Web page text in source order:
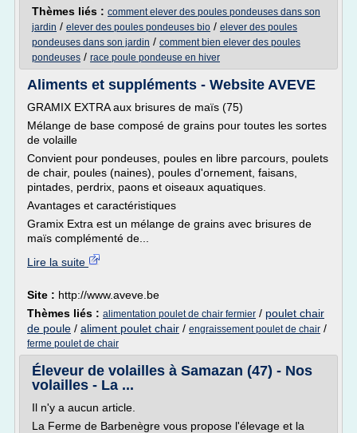
Thèmes liés : comment elever des poules pondeuses dans son
jardin / elever des poules pondeuses bio / elever des poules
pondeuses dans son jardin / comment bien elever des poules
pondeuses / race poule pondeuse en hiver
Aliments et suppléments - Website AVEVE
GRAMIX EXTRA aux brisures de maïs (75)
Mélange de base composé de grains pour toutes les sortes
de volaille
Convient pour pondeuses, poules en libre parcours, poulets
de chair, poules (naines), poules d'ornement, faisans,
pintades, perdrix, paons et oiseaux aquatiques.
Avantages et caractéristiques
Gramix Extra est un mélange de grains avec brisures de
maïs complémenté de...
Lire la suite
Site : http://www.aveve.be
Thèmes liés : alimentation poulet de chair fermier / poulet chair
de poule / aliment poulet chair / engraissement poulet de chair /
ferme poulet de chair
Éleveur de volailles à Samazan (47) - Nos
volailles - La ...
Il n'y a aucun article.
La Ferme de Barbenègre vous propose l'élevage et la